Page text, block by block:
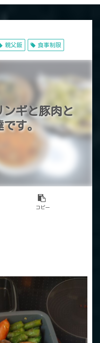
親父飯 食事制限
ンギと豚肉と
す。
コピー